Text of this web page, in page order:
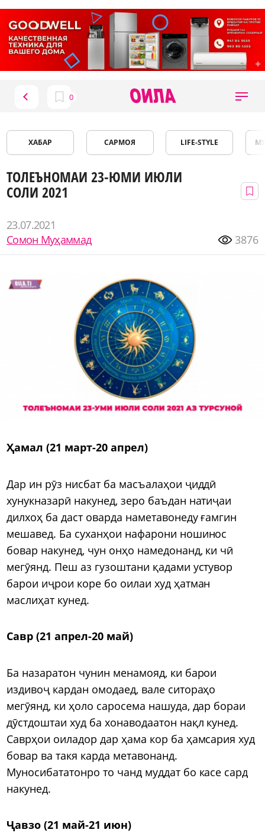
ХАБАР САРМОЯ LIFE-STYLE
ТОЛЕЪНОМАИ 23-ЮМИ ИЮЛИ
СОЛИ 2021
23.07.2021
Сомон Муҳаммад
3876
Ҳамал (21 март-20 апрел)
Дар ин рӯз нисбат ба масъалаҳои ҷиддӣ
хунукназарӣ накунед, зеро баъдан натиҷаи
дилхоҳ ба даст оварда наметавонеду ғамгин
мешавед. Ба суханҳои нафарони ношинос
бовар накунед, чун онҳо намедонанд, ки чӣ
мегӯянд. Пеш аз гузоштани қадами устувор
барои иҷрои коре бо оилаи худ ҳатман
маслиҳат кунед.
Савр (21 апрел-20 май)
Ба назаратон чунин менамояд, ки барои
издивоҷ кардан омодаед, вале ситораҳо
мегӯянд, ки ҳоло саросема нашуда, дар бораи
дӯстдоштаи худ ба хонаводаатон нақл кунед.
Саврҳои оиладор дар ҳама кор ба ҳамсария худ
бовар ва такя карда метавонанд.
Муносибататонро то чанд муддат бо касе сард
накунед.
Ҷавзо (21 май-21 июн)